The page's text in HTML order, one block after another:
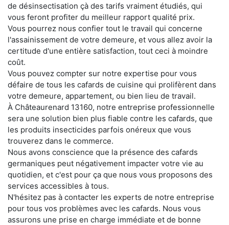
de désinsectisation çà des tarifs vraiment étudiés, qui
vous feront profiter du meilleur rapport qualité prix.
Vous pourrez nous confier tout le travail qui concerne
l'assainissement de votre demeure, et vous allez avoir la
certitude d'une entière satisfaction, tout ceci à moindre
coût.
Vous pouvez compter sur notre expertise pour vous
défaire de tous les cafards de cuisine qui prolifèrent dans
votre demeure, appartement, ou bien lieu de travail.
À Châteaurenard 13160, notre entreprise professionnelle
sera une solution bien plus fiable contre les cafards, que
les produits insecticides parfois onéreux que vous
trouverez dans le commerce.
Nous avons conscience que la présence des cafards
germaniques peut négativement impacter votre vie au
quotidien, et c'est pour ça que nous vous proposons des
services accessibles à tous.
N'hésitez pas à contacter les experts de notre entreprise
pour tous vos problèmes avec les cafards. Nous vous
assurons une prise en charge immédiate et de bonne